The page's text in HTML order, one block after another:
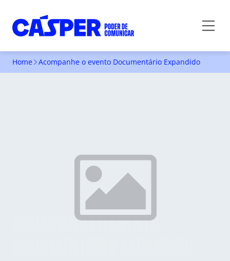
Home Acompanhe o evento Documentário Expandido
ACOMPANHE O EVENTO